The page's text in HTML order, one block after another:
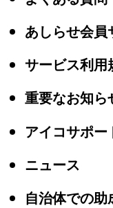
あしらせ会員
サービス利用
重要なお知ら
アイコサポー
ニュース
自治体での助